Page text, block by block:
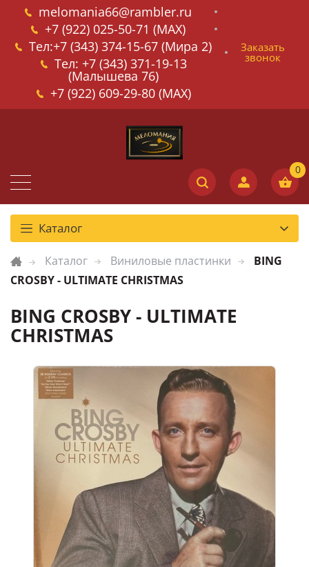
melomania66@rambler.ru
+7 (922) 025-50-71 (MAX)
Тел:+7 (343) 374-15-67 (Мира 2)
Тел: +7 (343) 371-19-13
(Малышева 76)
+7 (922) 609-29-80 (MAX)
Заказать
звонок
Каталог
Каталог Виниловые пластинки
BING
CROSBY - ULTIMATE CHRISTMAS
BING CROSBY - ULTIMATE
CHRISTMAS